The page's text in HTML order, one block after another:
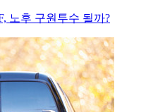
노후 구원투수 될까?